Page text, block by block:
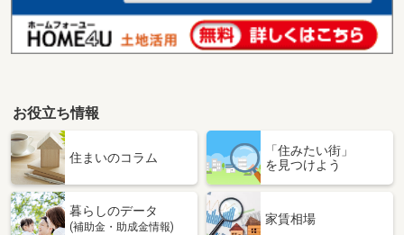
お役立ち情報
住まいのコラム
「住みたい街」
を見つけよう
暮らしのデータ
(補助金・助成金情報)
家賃相場